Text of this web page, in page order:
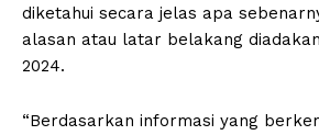
diketahui secara jelas apa
alasan atau latar belakang
2024.
“Berdasarkan informasi yang